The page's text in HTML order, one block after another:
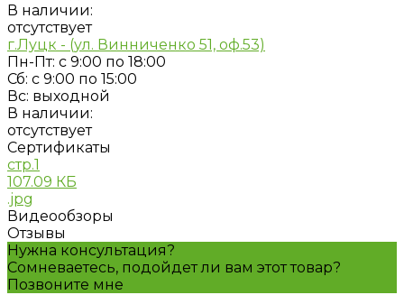
В наличии:
отсутствует
г.Луцк - (ул. Винниченко 51, оф.53)
Пн-Пт: с 9:00 по 18:00
Сб: с 9:00 по 15:00
Вс: выходной
В наличии:
отсутствует
Сертификаты
стр.1
107.09 КБ
.jpg
Видеообзоры
Отзывы
Нужна консультация?
Сомневаетесь, подойдет ли вам этот товар?
Позвоните мне